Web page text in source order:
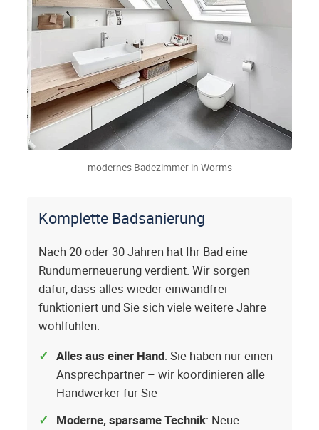
modernes Badezimmer in Worms
Komplette Badsanierung
Nach 20 oder 30 Jahren hat Ihr Bad eine
Rundumerneuerung verdient. Wir sorgen
dafür, dass alles wieder einwandfrei
funktioniert und Sie sich viele weitere Jahre
wohlfühlen.
Alles aus einer Hand: Sie haben nur einen
Ansprechpartner – wir koordinieren alle
Handwerker für Sie
Moderne, sparsame Technik: Neue